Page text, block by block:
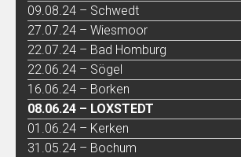
09.08.24 – Schwedt
27.07.24 – Wiesmoor
22.07.24 – Bad Homburg
22.06.24 – Sögel
16.06.24 – Borken
08.06.24 – LOXSTEDT
01.06.24 – Kerken
31.05.24 – Bochum